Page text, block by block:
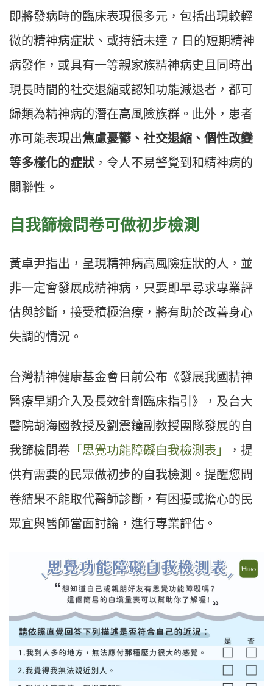
即將發病時的臨床表現很多元，包括出現較輕
微的精神病症狀、或持續未達 7 日的短期精神
病發作，或具有一等親家族精神病史且同時出
現長時間的社交退縮或認知功能減退者，都可
歸類為精神病的潛在高風險族群。此外，患者
亦可能表現出焦慮憂鬱、社交退縮、個性改變
等多樣化的症狀 ，令人不易警覺到和精神病的
關聯性。
自我篩檢問卷可做初步檢測
黃卓尹指出，呈現精神病高風險症狀的人，並
非一定會發展成精神病，只要即早尋求專業評
估與診斷，接受積極治療，將有助於改善身心
失調的情況。
台灣精神健康基金會日前公布《發展我國精神
醫療早期介入及長效針劑臨床指引》，及台大
醫院胡海國教授及劉震鐘副教授團隊發展的自
我篩檢問卷 「思覺功能障礙自我檢測表」
，提
供有需要的民眾做初步的自我檢測。提醒您問
卷結果不能取代醫師診斷，有困擾或擔心的民
眾宜與醫師當面討論，進行專業評估。